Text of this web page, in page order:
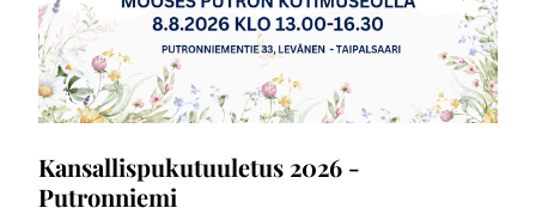
Kansallispukutuuletus 2026 -
Putronniemi